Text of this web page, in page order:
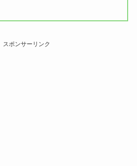
スポンサーリンク